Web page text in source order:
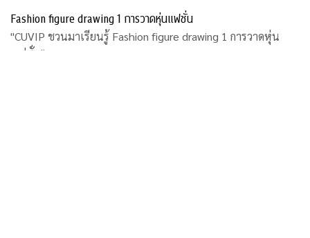
Fashion figure drawing 1 การวาดหุ่นแฟชั่น
"CUVIP ชวนมาเรียนรู้ Fashion figure drawing 1 การวาดหุ่น
แฟชั่น"